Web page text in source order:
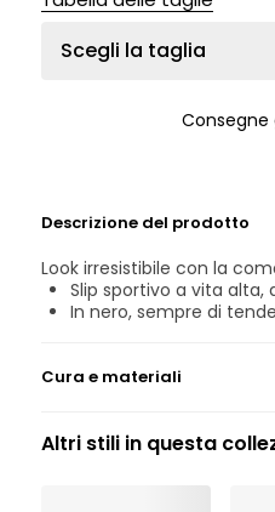
Scegli la taglia
Descrizione del prodotto
Look irresistibile con la
Slip sportivo a vita
In nero, sempre di
Cura e materiali
non lavare
Altri stili in questa